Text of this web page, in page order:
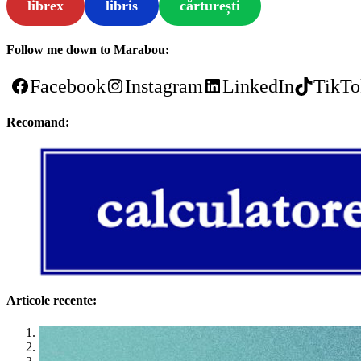
librex libris cărturești
Follow me down to Marabou:
Facebook Instagram LinkedIn
Recomand:
Articole recente: